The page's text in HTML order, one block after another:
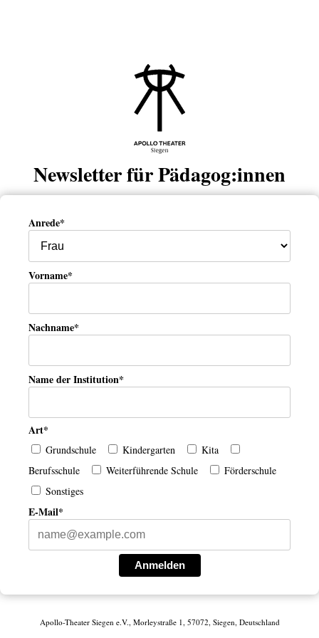
Newsletter für Pädagog:innen
Anrede*
Vorname*
Nachname*
Name der Institution*
Art*
Grundschule Kindergarten
Kita
Berufsschule
Weiterführende Schule
Förderschule
Sonstiges
E-Mail*
Anmelden
Apollo-Theater Siegen e.V., Morleystraße 1, 57072, Siegen, Deutschland